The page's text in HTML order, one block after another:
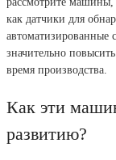
как датчики для
автоматизированные
значительно
время производства.
Как эти
развитию?